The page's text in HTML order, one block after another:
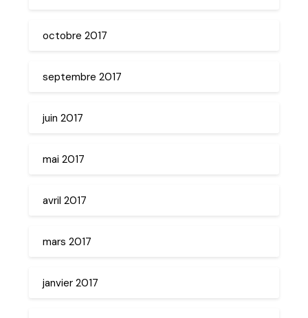
octobre 2017
septembre 2017
juin 2017
mai 2017
avril 2017
mars 2017
janvier 2017